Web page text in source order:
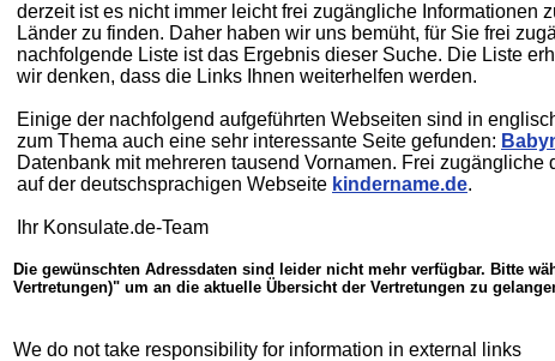
derzeit ist es nicht immer leicht frei zugängliche Informationen
Länder zu finden. Daher haben wir uns bemüht, für Sie frei
nachfolgende Liste ist das Ergebnis dieser Suche. Die Liste
wir denken, dass die Links Ihnen weiterhelfen werden.
Einige der nachfolgend aufgeführten Webseiten sind in
zum Thema auch eine sehr interessante Seite gefunden:
Datenbank mit mehreren tausend Vornamen. Frei
auf der deutschsprachigen Webseite kindername.de.
Ihr Konsulate.de-Team
Die gewünschten Adressdaten sind leider nicht mehr verfügbar. Bitte
Vertretungen)" um an die aktuelle Übersicht der Vertretungen zu
We do not take responsibility for information in external links